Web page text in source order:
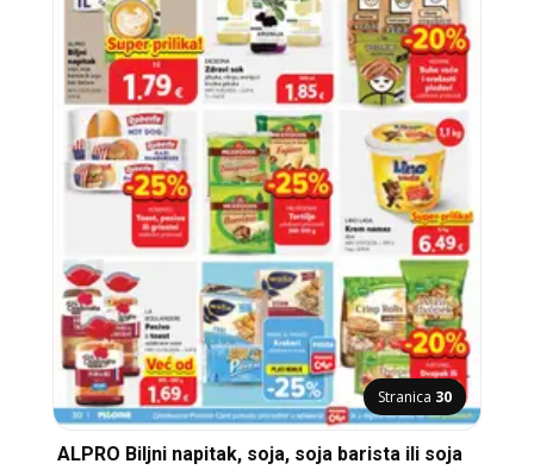
Stranica 30
ALPRO Biljni napitak, soja, soja barista ili soja